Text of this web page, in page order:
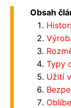
Obsah
Typy
Užití